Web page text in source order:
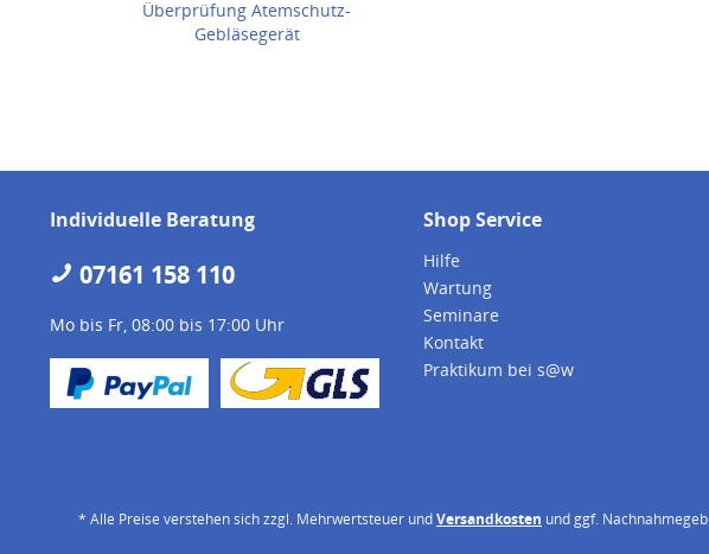
Überprüfung Atemschutz-
Gebläsegerät
Individuelle Beratung
07161 158 110
Mo bis Fr, 08:00 bis 17:00 Uhr
Shop Service
Hilfe
Wartung
Seminare
Kontakt
Praktikum bei s@w
* Alle Preise verstehen sich zzgl. Mehrwertsteuer undVersandkosten und ggf.